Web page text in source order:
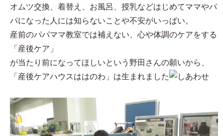
オムツ交換、着替え、お風呂、授乳などはじめてママやパ
パになった人には知らないことや不安がいっぱい。
産前のパパママ教室では補えない、心や体調のケアをする
「産後ケア」
が当たり前になってほしいという野田さんの願いから、
「産後ケアハウスははのわ」は生まれました